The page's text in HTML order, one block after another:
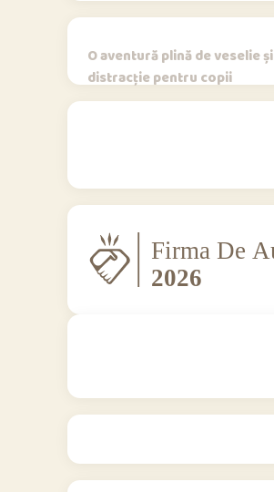
O aventură plină de veselie și
distracție pentru copii